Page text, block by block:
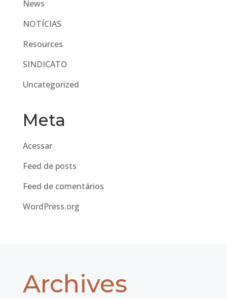
News
NOTÍCIAS
Resources
SINDICATO
Uncategorized
Meta
Acessar
Feed de posts
Feed de comentários
WordPress.org
Archives